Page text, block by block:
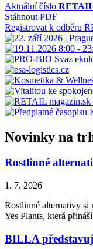
Aktuální číslo
Stáhnout PDF
Registrovat k odběru
Novinky na
Rostlinné
1. 7. 2026
Rostlinné alternativy si
Yes Plants, která
BILLA